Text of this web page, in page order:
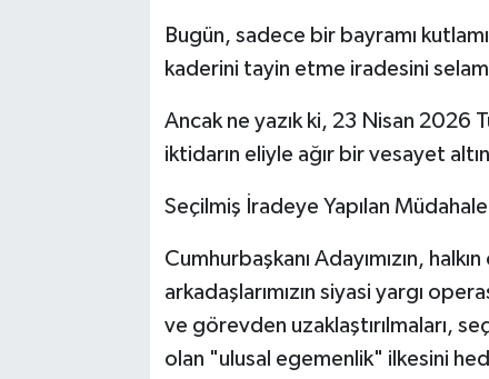
Bugün, sadece bir bayramı
kaderini tayin etme iradesini
Ancak ne yazık ki, 23 Nisan 2026
iktidarın eliyle ağır bir vesayet
Seçilmiş İradeye Yapılan Müdahale,
Cumhurbaşkanı Adayımızın,
arkadaşlarımızın siyasi yargı
ve görevden uzaklaştırılmaları,
olan "ulusal egemenlik" ilkesini